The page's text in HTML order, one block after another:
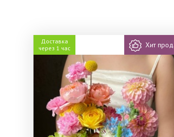
Доставка
через 1 час
Хит